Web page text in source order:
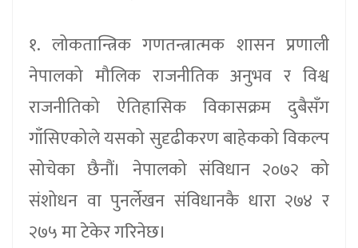
१. लोकतान्त्रिक गणतन्त्रात्मक शासन प्रणाली
नेपालको मौलिक राजनीतिक अनुभव र विश्व
राजनीतिको ऐतिहासिक विकासक्रम दुबैसँग
गाँसिएकोले यसको सुदृढीकरण बाहेकको विकल्प
सोचेका छैनौं। नेपालको संविधान २०७२ को
संशोधन वा पुनर्लेखन संविधानकै धारा २७४ र
२७५ मा टेकेर गरिनेछ।